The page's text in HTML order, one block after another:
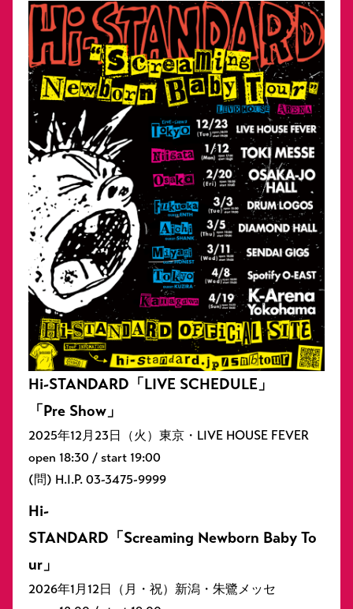
Hi-STANDARD「LIVE SCHEDULE」
「Pre Show」
2025年12月23日（火）東京・LIVE HOUSE FEVER
open 18:30 / start 19:00
(問) H.I.P. 03-3475-9999
Hi-
STANDARD「Screaming Newborn Baby To
ur」
2026年1月12日（月・祝）新潟・朱鷺メッセ